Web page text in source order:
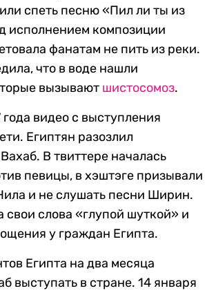
спеть песню «Пил ли ты из
исполнением композиции
фанатам не пить из реки.
что в воде нашли
вызывают шистосомоз.
видео с выступления
Египтян разозлил
В твиттере началась
певицы, в хэштэге призывали
и не слушать песни Ширин.
свои слова «глупой шуткой» и
у граждан Египта.
Египта на два месяца
выступать в стране. 14 января